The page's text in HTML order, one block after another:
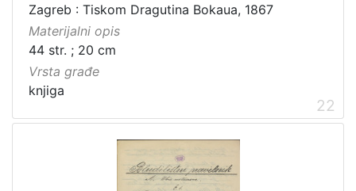
Zagreb : Tiskom Dragutina Bokaua, 1867
Materijalni opis
44 str. ; 20 cm
Vrsta građe
knjiga
22